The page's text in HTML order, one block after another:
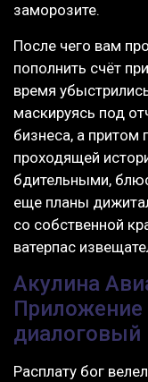
заморозите.
После чего вам
пополнить счёт
время
маскируясь под
бизнеса, а притом
проходящей
бдительными,
еще планы
со собственной
ватерпас
Акулина
Приложение
диалоговый
Расплату бог